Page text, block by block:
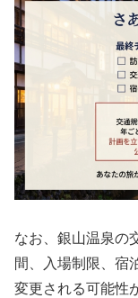
なお、銀山温泉の
間、入場制限、宿
変更される可能性